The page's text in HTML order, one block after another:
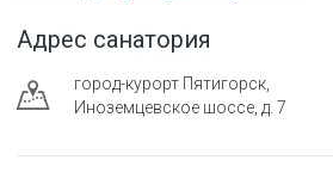
Адрес санатория
город-курорт Пятигорск
Иноземцевское шоссе, д. 7